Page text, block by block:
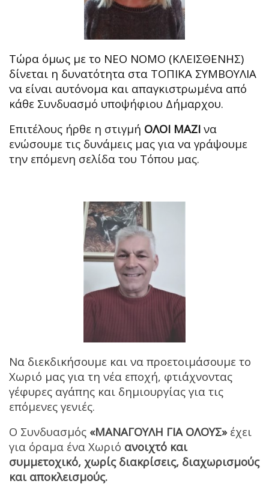
Τώρα όμως με το ΝΕΟ ΝΟΜΟ (ΚΛΕΙΣΘΕΝΗΣ)
δίνεται η δυνατότητα στα ΤΟΠΙΚΑ ΣΥΜΒΟΥΛΙΑ
να είναι αυτόνομα και απαγκιστρωμένα από
κάθε Συνδυασμό υποψήφιου Δήμαρχου.
Επιτέλους ήρθε η στιγμή ΟΛΟΙ ΜΑΖΙ να
ενώσουμε τις δυνάμεις μας για να γράψουμε
την επόμενη σελίδα του Τόπου μας.
Να διεκδικήσουμε και να προετοιμάσουμε το
Χωριό μας για τη νέα εποχή, φτιάχνοντας
γέφυρες αγάπης και δημιουργίας για τις
επόμενες γενιές.
Ο Συνδυασμός «ΜΑΝΑΓΟΥΛΗ ΓΙΑ ΟΛΟΥΣ» έχει
για όραμα ένα Χωριό ανοιχτό και
συμμετοχικό, χωρίς διακρίσεις, διαχωρισμούς
και αποκλεισμούς.